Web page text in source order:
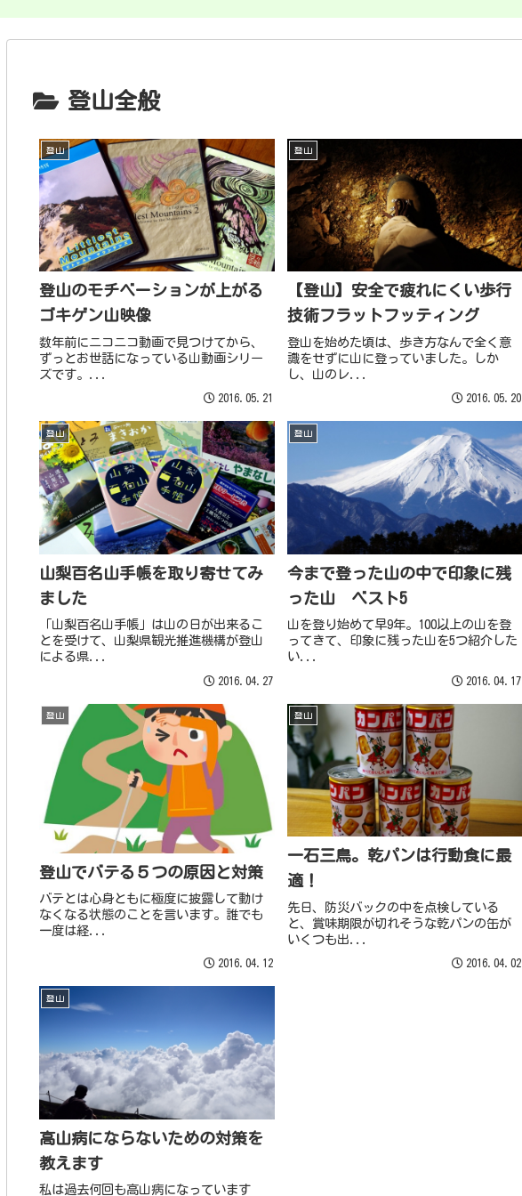
登山全般
登山
登山のモチベーションが上がる
ゴキゲン山映像
数年前にニコニコ動画で見つけてから、
ずっとお世話になっている山動画シリー
ズです。...
2016.05.21
登山
【登山】安全で疲れにくい歩行
技術フラットフッティング
登山を始めた頃は、歩き方なんで全く意
識をせずに山に登っていました。しか
し、山のレ...
2016.05.20
登山
山梨百名山手帳を取り寄せてみ
ました
「山梨百名山手帳」は山の日が出来るこ
とを受けて、山梨県観光推進機構が登山
による県...
2016.04.27
登山
今まで登った山の中で印象に残
った山 ベスト5
山を登り始めて早9年。100以上の山を登
ってきて、印象に残った山を5つ紹介した
い...
2016.04.17
登山
登山でバテる５つの原因と対策
バテとは心身ともに極度に披露して動け
なくなる状態のことを言います。誰でも
一度は経...
2016.04.12
登山
一石三鳥。乾パンは行動食に最
適！
先日、防災バックの中を点検している
と、賞味期限が切れそうな乾パンの缶が
いくつも出...
2016.04.02
登山
高山病にならないための対策を
教えます
私は過去何回も高山病になっています